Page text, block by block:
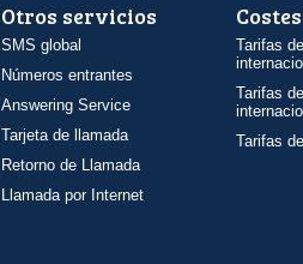
Otros servicios
SMS global
Números entrantes
Answering Service
Tarjeta de llamada
Retorno de Llamada
Llamada por Internet
Costes
Tarifas
Tarifas
Tarifas